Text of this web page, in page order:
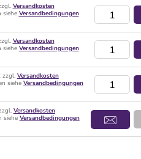
Versandkosten
siehe Versandbedingungen
Versandkosten
siehe Versandbedingungen
zzgl. Versandkosten
siehe Versandbedingungen
Versandkosten
siehe Versandbedingungen